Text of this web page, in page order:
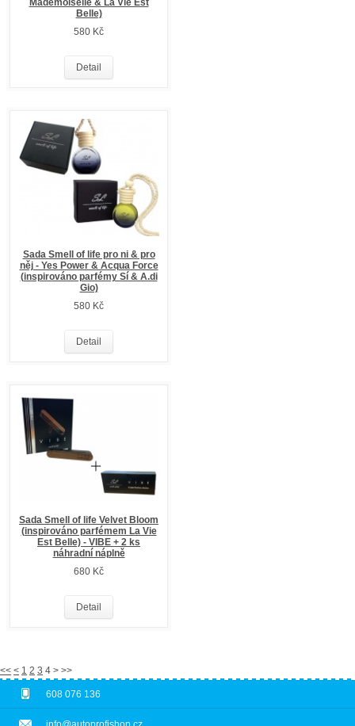
Belle)
580 Kč
Detail
Sada Smell of life pro ni & pro
něj - Yes Power & Acqua Force
(inspirováno parfémy Sí & A.di
Gio)
580 Kč
Detail
Sada Smell of life Velvet Bloom
(inspirováno parfémem La Vie
Est Belle) - VIBE + 2 ks
náhradní náplně
680 Kč
Detail
<< < 1 2 3 4 > >>
608 076 136